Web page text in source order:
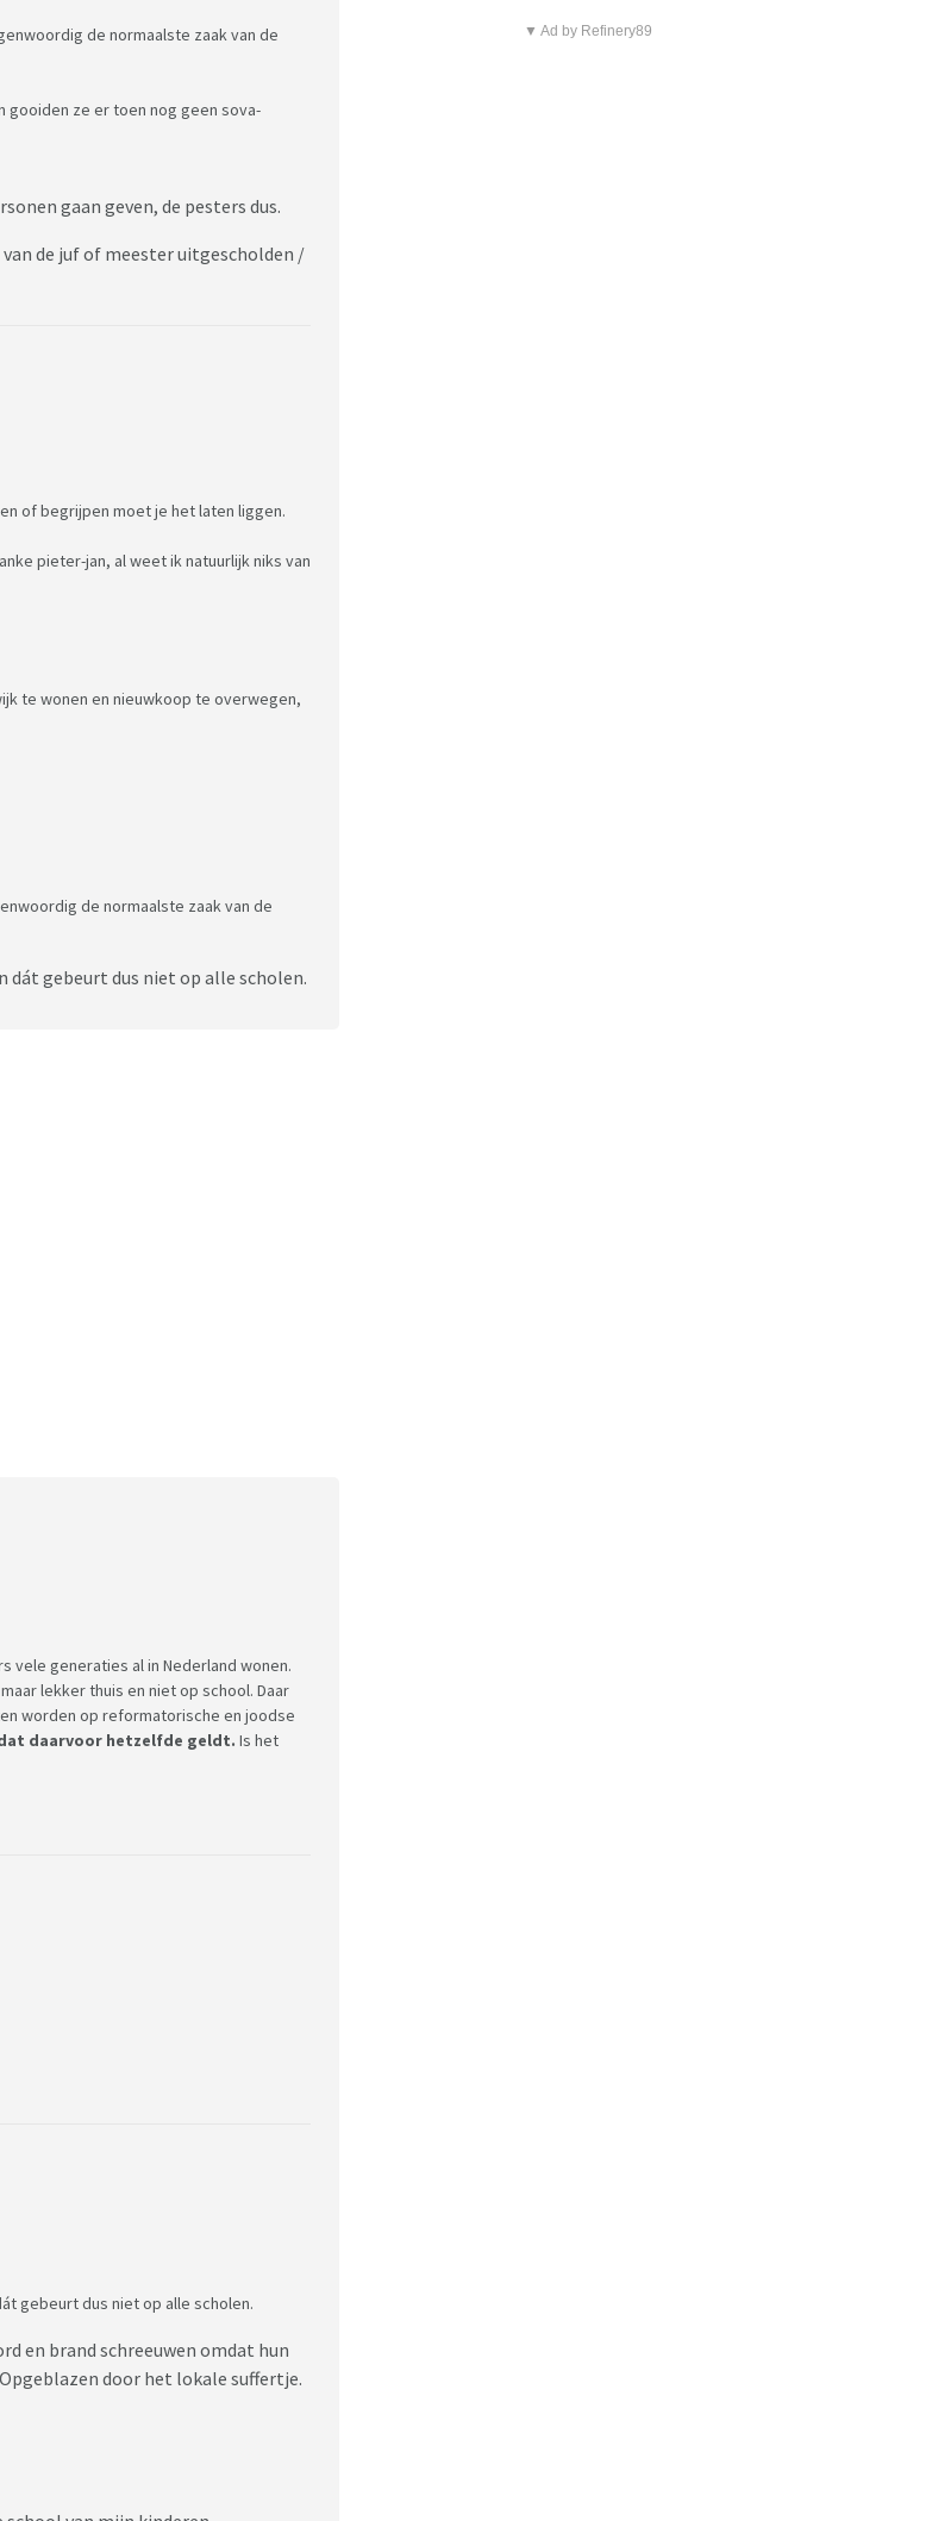
de normaalste zaak van de
gooiden ze er toen nog geen sova-
gaan geven, de pesters dus.
de juf of meester uitgescholden /
of begrijpen moet je het laten liggen.
pieter-jan, al weet ik natuurlijk niks van
te wonen en nieuwkoop te overwegen,
de normaalste zaak van de
dát gebeurt dus niet op alle scholen.
generaties al in Nederland wonen.
lekker thuis en niet op school. Daar
worden op reformatorische en joodse
daarvoor hetzelfde geldt. Is het
gebeurt dus niet op alle scholen.
en brand schreeuwen omdat hun
door het lokale suffertje.
▼ Ad by Refinery89